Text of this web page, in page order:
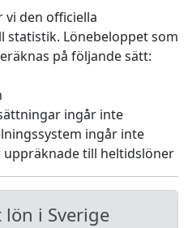
vi den officiella
statistik. Lönebeloppet som
på följande sätt:
ingår inte
ingår inte
till heltidslöner
i Sverige